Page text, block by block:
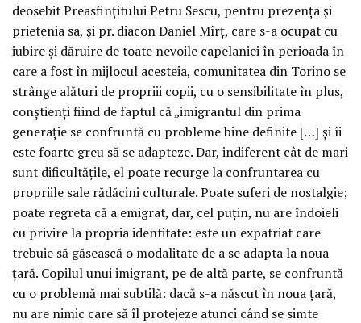
deosebit Preasfințitului Petru Sescu, pentru prezența și
prietenia sa, și pr. diacon Daniel Mîrț, care s-a ocupat cu
iubire și dăruire de toate nevoile capelaniei în perioada în
care a fost în mijlocul acesteia, comunitatea din Torino se
strânge alături de propriii copii, cu o sensibilitate în plus,
conștienți fiind de faptul că „imigrantul din prima
generație se confruntă cu probleme bine definite […] și îi
este foarte greu să se adapteze. Dar, indiferent cât de mari
sunt dificultățile, el poate recurge la confruntarea cu
propriile sale rădăcini culturale. Poate suferi de nostalgie;
poate regreta că a emigrat, dar, cel puțin, nu are îndoieli
cu privire la propria identitate: este un expatriat care
trebuie să găsească o modalitate de a se adapta la noua
țară. Copilul unui imigrant, pe de altă parte, se confruntă
cu o problemă mai subtilă: dacă s-a născut în noua țară,
nu are nimic care să îl protejeze atunci când se simte